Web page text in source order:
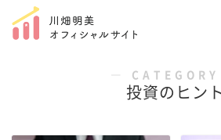
―
投資のヒント